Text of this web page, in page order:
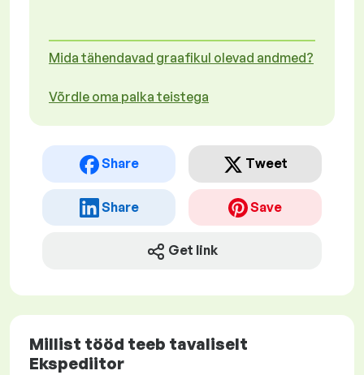
Mida tähendavad graafikul olevad andmed?
Võrdle oma palka teistega
Share Tweet
Share Save
Get link
Millist tööd teeb tavaliselt
Ekspediitor